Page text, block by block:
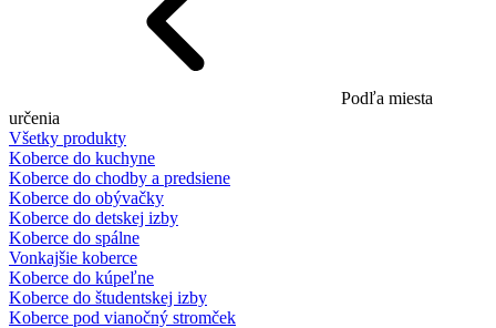
Podľa miesta
určenia
Všetky produkty
Koberce do kuchyne
Koberce do chodby a predsiene
Koberce do obývačky
Koberce do detskej izby
Koberce do spálne
Vonkajšie koberce
Koberce do kúpeľne
Koberce do študentskej izby
Koberce pod vianočný stromček